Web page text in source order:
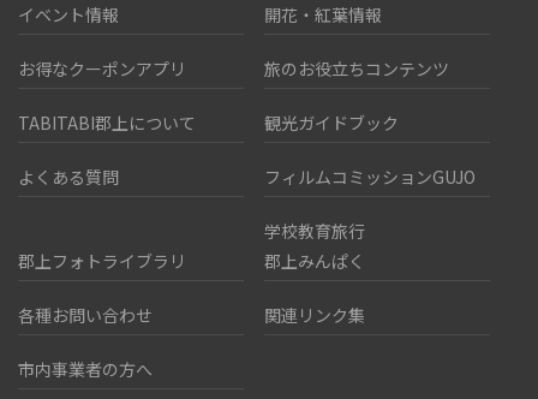
イベント情報 開花・紅葉情報
お得なクーポンアプリ 旅のお役立ちコンテンツ
TABITABI郡上について 観光ガイドブック
よくある質問 フィルムコミッションGUJO
郡上フォトライブラリ
学校教育旅行
郡上みんぱく
各種お問い合わせ 関連リンク集
市内事業者の方へ